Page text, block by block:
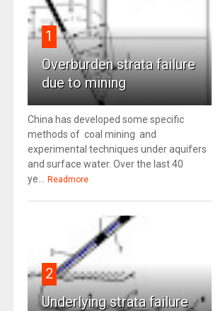
1
Overburden strata failure
due to mining
China has developed some specific
methods of coal mining and
experimental techniques under aquifers
and surface water. Over the last 40
ye...
Readmore
2
Underlying strata failure